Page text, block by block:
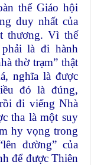
thể Giáo hội
duy nhất của
thương. Vì thế
là đi hành
thờ trạm” thật
nghĩa là được
đó là đúng,
đi viếng Nhà
tha là một suy
hy vọng trong
đường” của
để được Thiên